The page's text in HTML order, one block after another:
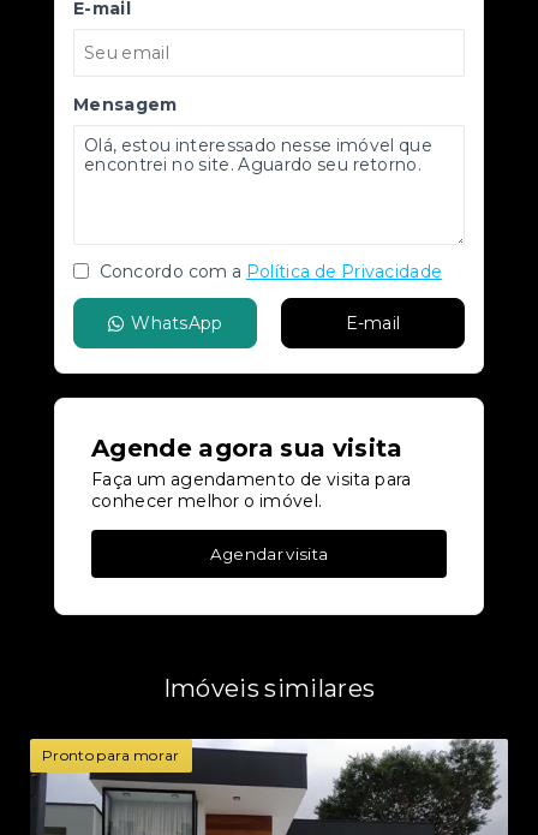
E-mail
Mensagem
Concordo com a Política de Privacidade
WhatsApp E-mail
Agende agora sua visita
Faça um agendamento de visita para
conhecer melhor o imóvel.
Agendar visita
Imóveis similares
Pronto para morar